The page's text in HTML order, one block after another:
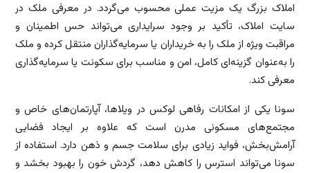
املاک بزرگ یک مزیت عملی محسوب می‌گردد. در معرفی ملک در
سایت املاک، تأکید بر وجود سرایداری می‌تواند حس اطمینان و
مراقبت ویژه از ملک را به خریداران یا سرمایه‌گذاران منتقل کرده و ملک
را به‌عنوان گزینه‌ای کامل، امن و مناسب برای سکونت یا سرمایه‌گذاری
معرفی کند.
سونا یکی از امکانات رفاهی لوکس در ویلاها، آپارتمان‌های خاص و
مجتمع‌های مسکونی مدرن است که علاوه بر ایجاد فضایی
آرامش‌بخش، فواید زیادی برای سلامت جسم و ذهن دارد. استفاده از
سونا می‌تواند استرس را کاهش دهد، گردش خون را بهبود بخشد و